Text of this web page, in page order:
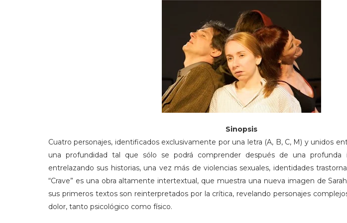
Sinopsis
Cuatro personajes, identificados exclusivamente por una letra (A, B, C, M) y unidos
una profundidad tal que sólo se podrá comprender después de una profunda
entrelazando sus historias, una vez más de violencias sexuales, identidades
“Crave” es una obra altamente intertextual, que muestra una nueva imagen de
sus primeros textos son reinterpretados por la crítica, revelando personajes
dolor, tanto psicológico como físico.